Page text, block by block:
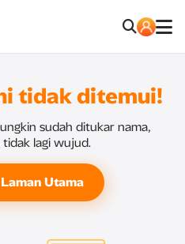
tidak ditemui!
sudah ditukar nama,
lagi wujud.
Utama